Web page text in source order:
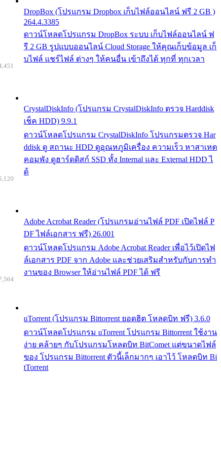
DropBox (โปรแกรม Dropbox เก็บไฟล์ออนไลน์ ฟรี 2 GB )
264.4.3385
ดาวน์โหลดโปรแกรม DropBox ระบบ เก็บไฟล์ออนไลน์ ฟ
รี 2 GB รูปแบบออนไลน์ Cloud Storage ให้คุณเก็บข้อมูล เก็
บไฟล์ แชร์ไฟล์ ต่างๆ ให้คนอื่น เข้าถึงได้ ทุกที่ ทุกเวลา
CrystalDiskInfo (โปรแกรม CrystalDiskInfo ตรวจ Harddisk
เช็ค HDD) 9.9.1
ดาวน์โหลดโปรแกรม CrystalDiskInfo โปรแกรมตรวจ Har
ddisk ดู สถานะ HDD ดูอุณหภูมิเครื่อง ความเร็ว หาสาเหต
คอมพัง ดูฮาร์ดดิสก์ SSD ทั้ง Internal และ External HDD ไ
ด้
Adobe Acrobat Reader (โปรแกรมอ่านไฟล์ PDF เปิดไฟล์ P
DF ไฟล์เอกสาร ฟรี) 26.001
ดาวน์โหลดโปรแกรม Adobe Acrobat Reader เพื่อไว้เปิดไฟ
ล์เอกสาร PDF จาก Adobe และช่วยเสริมสำหรับกับการทำ
งานของ Browser ให้อ่านไฟล์ PDF ได้ ฟรี
uTorrent (โปรแกรม Bittorrent ยอดฮิต โหลดบิท ฟรี) 3.6.0
ดาวน์โหลดโปรแกรม uTorrent โปรแกรม Bittorrent ใช้งาน
ง่าย คล้ายๆ กับโปรแกรมโหลดบิท BitComet แต่ขนาดไฟล์
ของ โปรแกรม Bittorrent ตัวนี้เล็กมากๆ เอาไว้ โหลดบิท Bi
tTorrent